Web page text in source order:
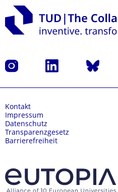
Instagram LinkedIn Bluesky
Kontakt
Impressum
Datenschutz
Transparenzgesetz
Barrierefreiheit